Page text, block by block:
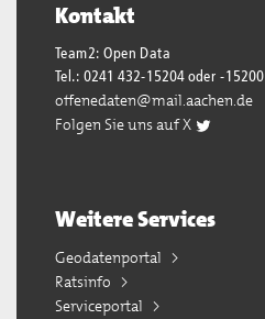
Kontakt
Team2: Open Data
Tel.: 0241 432-15204 oder -15200
offenedaten@mail.aachen.de
Folgen Sie uns auf X
Weitere Services
Geodatenportal
Ratsinfo
Serviceportal